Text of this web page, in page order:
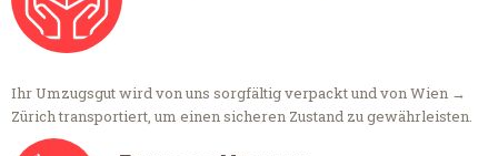
Ihr Umzugsgut wird von uns sorgfältig verpackt und von Wien →
Zürich transportiert, um einen sicheren Zustand zu gewährleisten.